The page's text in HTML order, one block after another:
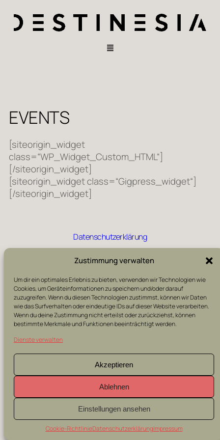
Zustimmung verwalten
Um dir ein optimales Erlebnis zu bieten, verwenden wir Technologien wie
Cookies, um Geräteinformationen zu speichern und/oder darauf
zuzugreifen. Wenn du diesen Technologien zustimmst, können wir Daten
wie das Surfverhalten oder eindeutige IDs auf dieser Website verarbeiten.
Wenn du deine Zustimmung nicht erteilst oder zurückziehst, können
bestimmte Merkmale und Funktionen beeinträchtigt werden.
Dienste verwalten
Akzeptieren
Ablehnen
Einstellungen ansehen
Cookie-RichtlinieDatenschutzerklärungImpressum
EVENTS
[siteorigin_widget
class=“WP_Widget_Custom_HTML“]
[/siteorigin_widget]
[siteorigin_widget class=“Gigpress_widget“]
[/siteorigin_widget]
Datenschutzerklärung
Impressum
Cookie-Richtlinie (EU)
Geschäftsbedingungen